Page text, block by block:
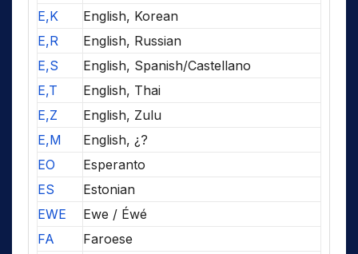
E,K
English, Korean
E,R
English, Russian
E,S
English, Spanish/Castellano
E,T
English, Thai
E,Z
English, Zulu
E,M
English, ¿?
EO
Esperanto
ES
Estonian
EWE
Ewe / Éwé
FA
Faroese